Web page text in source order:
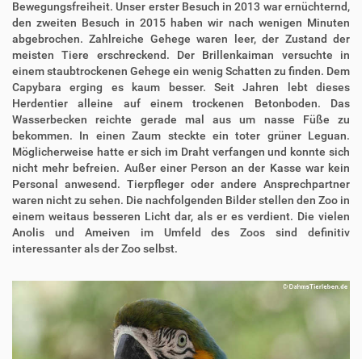
Bewegungsfreiheit. Unser erster Besuch in 2013 war ernüchternd,
den zweiten Besuch in 2015 haben wir nach wenigen Minuten
abgebrochen. Zahlreiche Gehege waren leer, der Zustand der
meisten Tiere erschreckend. Der Brillenkaiman versuchte in
einem staubtrockenen Gehege ein wenig Schatten zu finden. Dem
Capybara erging es kaum besser. Seit Jahren lebt dieses
Herdentier alleine auf einem trockenen Betonboden. Das
Wasserbecken reichte gerade mal aus um nasse Füße zu
bekommen. In einen Zaum steckte ein toter grüner Leguan.
Möglicherweise hatte er sich im Draht verfangen und konnte sich
nicht mehr befreien. Außer einer Person an der Kasse war kein
Personal anwesend. Tierpfleger oder andere Ansprechpartner
waren nicht zu sehen. Die nachfolgenden Bilder stellen den Zoo in
einem weitaus besseren Licht dar, als er es verdient. Die vielen
Anolis und Ameiven im Umfeld des Zoos sind definitiv
interessanter als der Zoo selbst.